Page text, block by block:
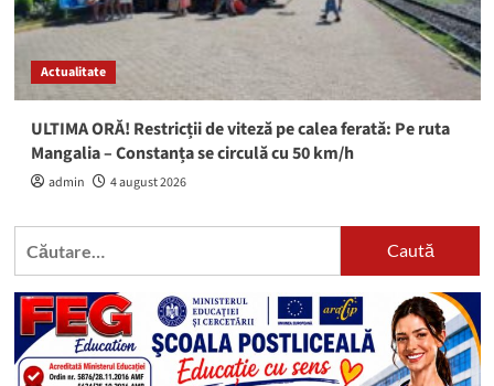
Actualitate
ULTIMA ORĂ! Restricții de viteză pe calea ferată: Pe ruta
Mangalia – Constanța se circulă cu 50 km/h
admin 4 august 2026